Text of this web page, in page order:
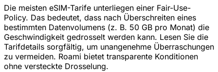
Die meisten eSIM-Tarife unterliegen einer Fair-Use-
Policy. Das bedeutet, dass nach Überschreiten eines
bestimmten Datenvolumens (z. B. 50 GB pro Monat) die
Geschwindigkeit gedrosselt werden kann. Lesen Sie die
Tarifdetails sorgfältig, um unangenehme Überraschungen
zu vermeiden. Roami bietet transparente Konditionen
ohne versteckte Drosselung.